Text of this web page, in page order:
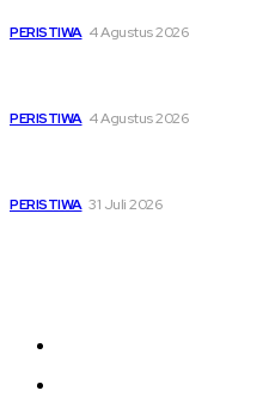
PERISTIWA 4 Agustus 2026
PERISTIWA 4 Agustus 2026
PERISTIWA 31 Juli 2026